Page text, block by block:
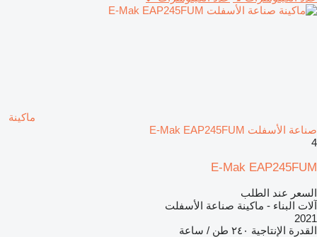
ماكينة
صناعة الأسفلت E-Mak EAP245FUM
4
E-Mak EAP245FUM
السعر عند الطلب
آلات البناء - ماكينة صناعة الأسفلت
2021
القدرة الإنتاجية ٢٤٠ طن / ساعة